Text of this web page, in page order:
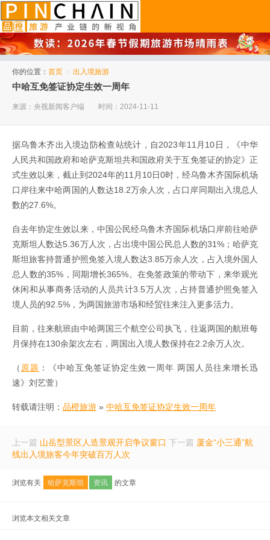
你的位置： 首页 > 出入境旅游
中哈互免签证协定生效一周年
来源：央视新闻客户端 时间：2024-11-11
据乌鲁木齐出入境边防检查站统计，自2023年11月10日，《中华
人民共和国政府和哈萨克斯坦共和国政府关于互免签证的协定》正
式生效以来，截止到2024年的11月10日0时，经乌鲁木齐国际机场
口岸往来中哈两国的人数达18.2万余人次，占口岸同期出入境总人
数的27.6%。
自去年协定生效以来，中国公民经乌鲁木齐国际机场口岸前往哈萨
克斯坦人数达5.36万人次，占出境中国公民总人数的31%；哈萨克
斯坦旅客持普通护照免签入境人数达3.85万余人次，占入境外国人
总人数的35%，同期增长365%。在免签政策的带动下，来华观光
休闲和从事商务活动的人员共计3.5万人次，占持普通护照免签入
境人员的92.5%，为两国旅游市场和经贸往来注入更多活力。
目前，往来航班由中哈两国三个航空公司执飞，往返两国的航班每
月保持在130余架次左右，两国出入境人数保持在2.2余万人次。
（ 原题 ：《中哈互免签证协定生效一周年 两国人员往来增长迅
速》刘艺萱）
转载请注明： 品橙旅游 » 中哈互免签证协定生效一周年
上一篇 山岳型景区人造景观开启争议窗口 下一篇 厦金“小三通”航
线出入境旅客今年突破百万人次
浏览有关 哈萨克斯坦 资讯 的文章
浏览本文相关文章